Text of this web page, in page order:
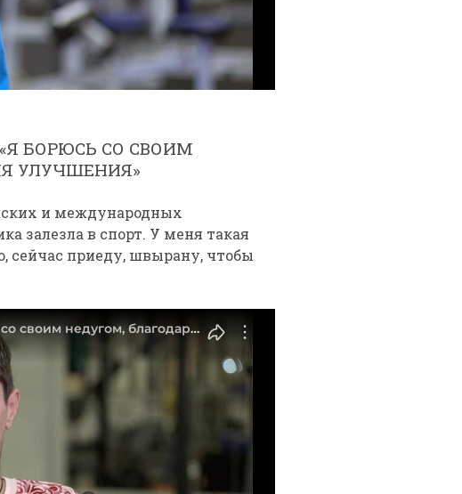
БОРЮСЬ СО СВОИМ
УЛУЧШЕНИЯ»
и международных
залезла в спорт. У меня такая
сейчас приеду, швырану, чтобы